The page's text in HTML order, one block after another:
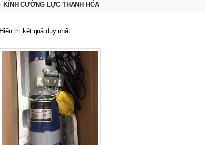
KÍNH CƯỜNG LỰC THANH HÓA
Hiển thị kết quả duy nhất